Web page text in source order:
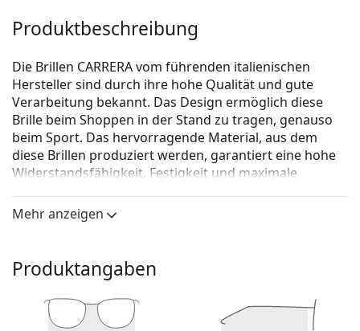
Produktbeschreibung
Die Brillen CARRERA vom führenden italienischen
Hersteller sind durch ihre hohe Qualität und gute
Verarbeitung bekannt. Das Design ermöglich diese
Brille beim Shoppen in der Stand zu tragen, genauso
beim Sport. Das hervorragende Material, aus dem
diese Brillen produziert werden, garantiert eine hohe
Widerstandsfähig­keit, Festigkeit und maximale
Carrera 8847 PJP 18 54
von Lentiamo an, wie Sie in dieser Brille aussehen.
Die blaue Farbe der Brillenfassung passt perfekt zu
Mehr anzeigen
Produktangaben